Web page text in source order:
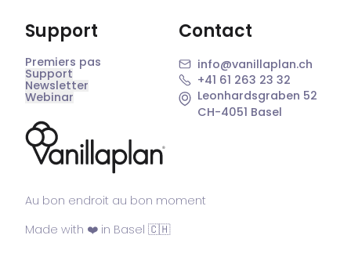
®
Au bon endroit au bon moment
Made with ❤️ in Basel 🇨🇭
Support
Premiers pas
Support
Newsletter
Webinar
Contact
info@vanillaplan.ch
+41 61 263 23 32
Leonhardsgraben 52
CH-4051 Basel